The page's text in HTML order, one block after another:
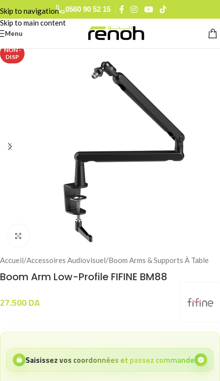
Skip to navigation
Skip to main content
0560 90 52 15
Menu
NON -
DISP
Click to enlarge
Accueil/Accessoires Audiovisuel/Boom Arms & Supports À Table
Boom Arm Low-Profile FIFINE BM88
27.500DA
Saisissez vos coordonnées et passez commande